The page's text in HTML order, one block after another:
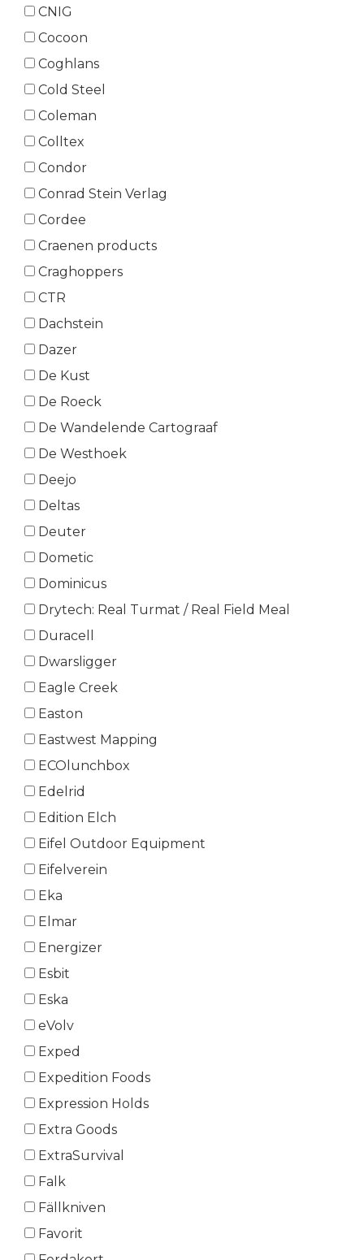
CNIG
Cocoon
Coghlans
Cold Steel
Coleman
Colltex
Condor
Conrad Stein Verlag
Cordee
Craenen products
Craghoppers
CTR
Dachstein
Dazer
De Kust
De Roeck
De Wandelende Cartograaf
De Westhoek
Deejo
Deltas
Deuter
Dometic
Dominicus
Drytech: Real Turmat / Real Field Meal
Duracell
Dwarsligger
Eagle Creek
Easton
Eastwest Mapping
ECOlunchbox
Edelrid
Edition Elch
Eifel Outdoor Equipment
Eifelverein
Eka
Elmar
Energizer
Esbit
Eska
eVolv
Exped
Expedition Foods
Expression Holds
Extra Goods
ExtraSurvival
Falk
Fällkniven
Favorit